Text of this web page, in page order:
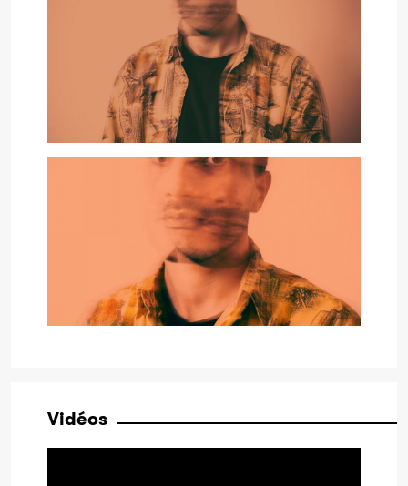
Vidéos